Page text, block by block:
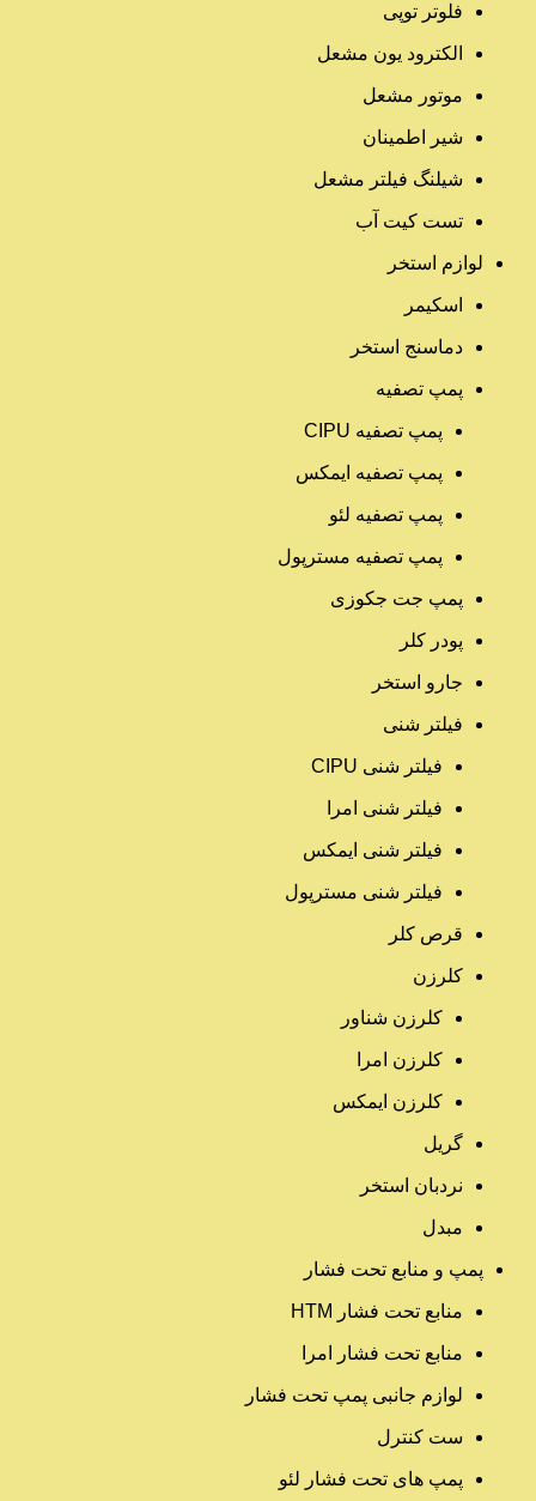
فلوتر توپی
الکترود یون مشعل
موتور مشعل
شیر اطمینان
شیلنگ فیلتر مشعل
تست کیت آب
لوازم استخر
اسکیمر
دماسنج استخر
پمپ تصفیه
پمپ تصفیه CIPU
پمپ تصفیه ایمکس
پمپ تصفیه لئو
پمپ تصفیه مسترپول
پمپ جت جکوزی
پودر کلر
جارو استخر
فیلتر شنی
فیلتر شنی CIPU
فیلتر شنی امرا
فیلتر شنی ایمکس
فیلتر شنی مسترپول
قرص کلر
کلرزن
کلرزن شناور
کلرزن امرا
کلرزن ایمکس
گریل
نردبان استخر
مبدل
پمپ و منابع تحت فشار
منابع تحت فشار HTM‎
منابع تحت فشار امرا
لوازم جانبی پمپ تحت فشار
ست کنترل
پمپ های تحت فشار لئو